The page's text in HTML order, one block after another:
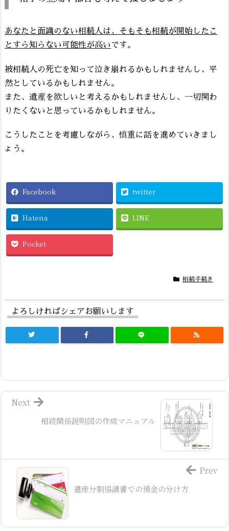
あなたと面識のない相続人は、そもそも相続が開始したこ
とすら知らない可能性が高いです。
被相続人の死亡を知って泣き崩れるかもしれませんし、平
然としているかもしれません。
また、遺産を欲しいと考えるかもしれませんし、一切関わ
りたくないと思っているかもしれません。
こうしたことを考慮しながら、慎重に話を進めていきまし
ょう。
Facebook twitter
Hatena LINE
Pocket
相続手続き
よろしければシェアお願いします
相続関係説明図の作成マニュアル
Next
遺産分割協議書での預金の分け方
Prev